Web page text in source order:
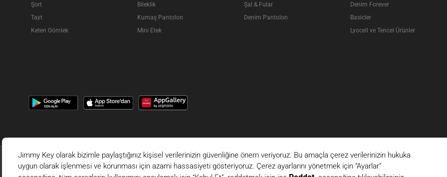
Şort
Tayt
Keten Gömlek
Bileklik
Kumaş Pantolon
Mini Etek
Şal & Fular
Denim Pantolon
Denim Forever
Basicler
Lyocell ve Tencel Ürünler